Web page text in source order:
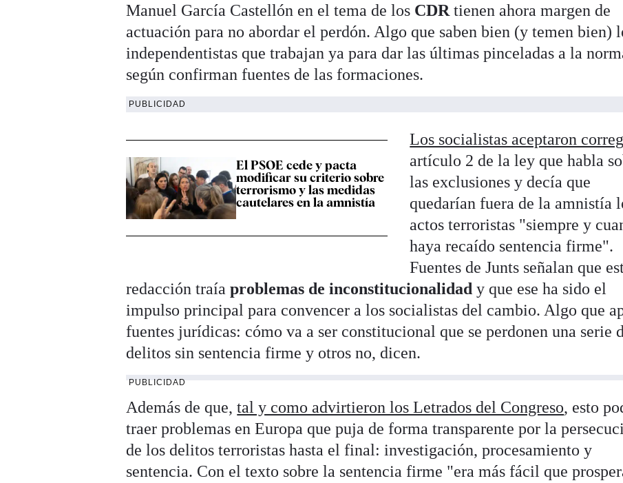
Manuel García Castellón en el tema de los CDR tienen ahora margen de
actuación para no abordar el perdón. Algo que saben bien (y temen bien)
independentistas que trabajan ya para dar las últimas pinceladas a la
según confirman fuentes de las formaciones.
PUBLICIDAD
El PSOE cede y pacta
modificar su criterio sobre
terrorismo y las medidas
cautelares en la amnistía
Los socialistas aceptaron
artículo 2 de la ley que habla
las exclusiones y decía que
quedarían fuera de la amnistía
actos terroristas "siempre y
haya recaído sentencia firme".
Fuentes de Junts señalan que
redacción traíaproblemas de inconstitucionalidad y que ese ha sido el
impulso principal para convencer a los socialistas del cambio. Algo que
fuentes jurídicas: cómo va a ser constitucional que se perdonen una serie
delitos sin sentencia firme y otros no, dicen.
PUBLICIDAD
Además de que,tal y como advirtieron los Letrados del Congreso, esto
traer problemas en Europa que puja de forma transparente por la
de los delitos terroristas hasta el final: investigación, procesamiento y
sentencia. Con el texto sobre la sentencia firme "era más fácil que